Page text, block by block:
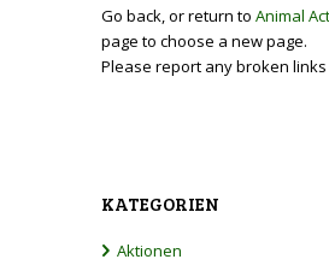
Go back, or return to Animal
page to choose a new page.
Please report any broken
KATEGORIEN
Aktionen